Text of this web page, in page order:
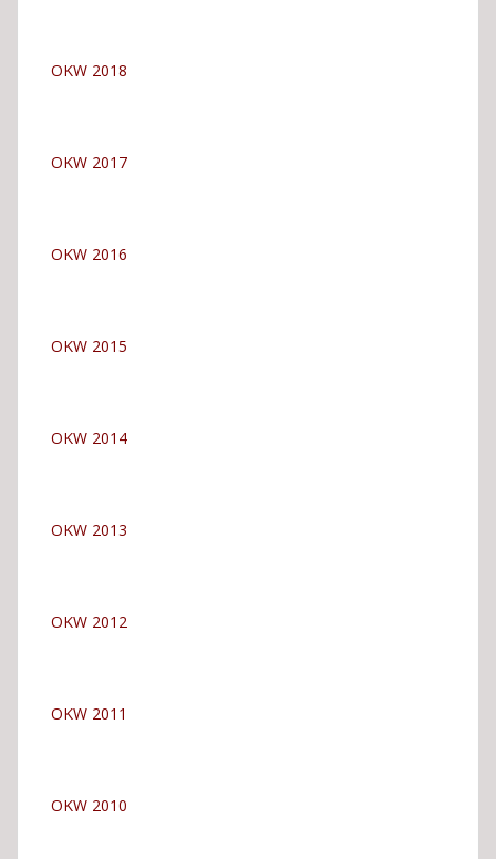
OKW 2018
OKW 2017
OKW 2016
OKW 2015
OKW 2014
OKW 2013
OKW 2012
OKW 2011
OKW 2010